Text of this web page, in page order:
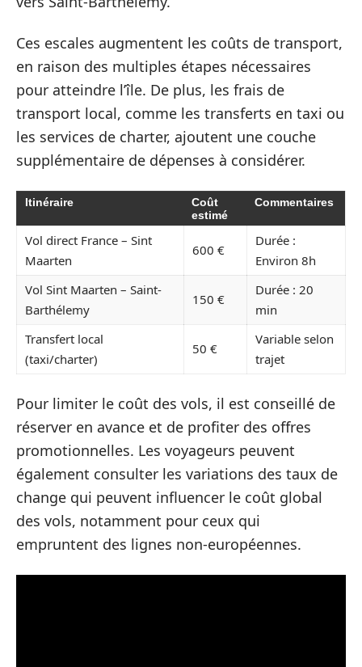
Ces escales augmentent les coûts de transport,
en raison des multiples étapes nécessaires
pour atteindre l’île. De plus, les frais de
transport local, comme les transferts en taxi ou
les services de charter, ajoutent une couche
supplémentaire de dépenses à considérer.
Itinéraire
Coût
estimé
Commentaires
Vol direct France – Sint
Maarten
600 €
Durée :
Environ 8h
Vol Sint Maarten – Saint-
Barthélemy
150 €
Durée : 20
min
Transfert local
(taxi/charter)
50 €
Variable selon
trajet
Pour limiter le coût des vols, il est conseillé de
réserver en avance et de profiter des offres
promotionnelles. Les voyageurs peuvent
également consulter les variations des taux de
change qui peuvent influencer le coût global
des vols, notamment pour ceux qui
empruntent des lignes non-européennes.